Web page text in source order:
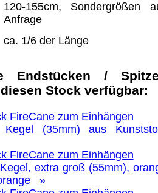
120-155cm, Sondergrößen
Anfrage
ca. 1/6 der Länge
Endstücken /
Stock verfügbar:
Kegel (35mm) aus
extra groß (55mm),
»
- 312 O
hat das Landgericht
man durch die
die Inhalte der
verantworten hat.
verhindert werden,
von diesen
distanzieren wir
Inhalten, aller
Homepage und
nicht zu eigen.
auf unserer
Links.
stellt eine
(OS)